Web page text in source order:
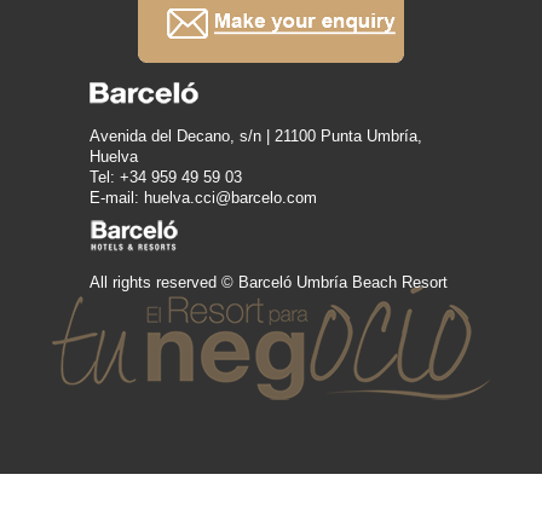
Avenida del Decano, s/n | 21100 Punta Umbría,
Huelva
Tel: +34 959 49 59 03
E-mail: huelva.cci@barcelo.com
All rights reserved © Barceló Umbría Beach Resort